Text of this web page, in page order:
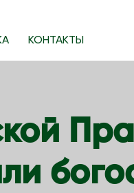
КОНТАКТЫ